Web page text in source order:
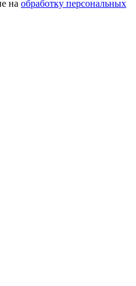
на обработку персональных